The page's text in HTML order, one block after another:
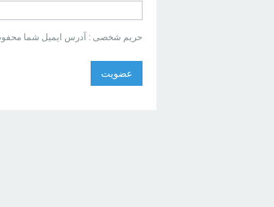
حریم شخصی : آدرس ایمیل شما محفوظ